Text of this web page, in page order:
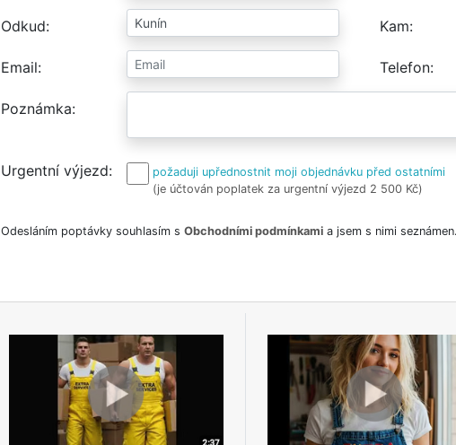
Odkud Kam
Email Telefon
Poznámka
Urgentní výjezd
požaduji upřednostnit moji objednávku před ostatními
(je účtován poplatek za urgentní výjezd 2 500 Kč)
Odesláním poptávky souhlasím s Obchodními podmínkamia jsem s nimi seznámen.